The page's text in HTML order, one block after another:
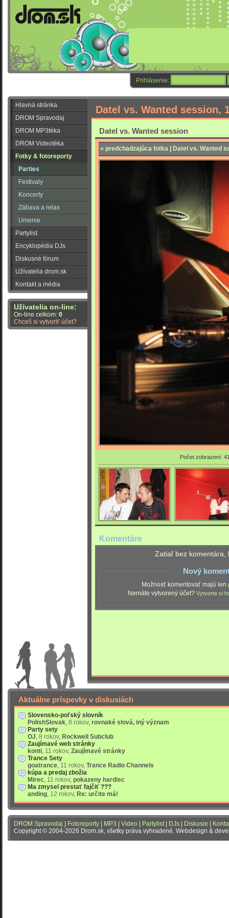
Prihlásenie:
Hlavná stránka
DROM Spravodaj
DROM MP3téka
DROM Videotéka
Fotky & fotoreporty
Parties
Festivaly
Koncerty
Zábava a relax
Umenie
Partylist
Encyklopédia DJs
Diskusné fórum
Užívatelia drom.sk
Kontakt a média
Užívatelia on-line:
On-line celkom: 0
Chceš si vytvoriť účet?
Datel vs. Wanted session,
Datel vs. Wanted session
« predchadzajúca fotka | Datel vs. Wanted
Počet zobrazení:
Komentáre
Zatiaľ bez komentára,
Nový
Možnosť komentovať majú len
Nemáte vytvorený účet? Vytvorte si
Aktuálne príspevky v diskusiách
Slovensko-poľský slovník
PolishSlovak, 8 rokov, rovnaké slová, iný význam
Party sety
OJ, 8 rokov, Rockwell Subclub
Zaujímavé web stránky
konti, 11 rokov, Zaujímavé stránky
Trance Sety
goatrance, 11 rokov, Trance Radio Channels
kúpa a predaj zbožia
Mirec, 11 rokov, pokazeny hardisc
Ma zmysel prestať fajčiť ???
anding, 12 rokov, Re: určite má!
DROM Spravodaj Fotoreporty MP3 Video Partylist| DJs Diskusie
Copyright © 2004-2026 Drom.sk, všetky práva vyhradené. Webdesign &